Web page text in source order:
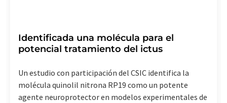
Identificada una molécula para el
potencial tratamiento del ictus
Un estudio con participación del CSIC identifica la
molécula quinolil nitrona RP19 como un potente
agente neuroprotector en modelos experimentales de